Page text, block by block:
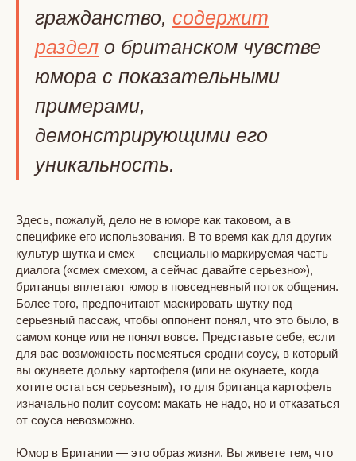
гражданство, содержит
раздел о британском чувстве
юмора с показательными
примерами,
демонстрирующими его
уникальность.
Здесь, пожалуй, дело не в юморе как таковом, а в
специфике его использования. В то время как для других
культур шутка и смех — специально маркируемая часть
диалога («смех смехом, а сейчас давайте серьезно»),
британцы вплетают юмор в повседневный поток общения.
Более того, предпочитают маскировать шутку под
серьезный пассаж, чтобы оппонент понял, что это было, в
самом конце или не понял вовсе. Представьте себе, если
для вас возможность посмеяться сродни соусу, в который
вы окунаете дольку картофеля (или не окунаете, когда
хотите остаться серьезным), то для британца картофель
изначально полит соусом: макать не надо, но и отказаться
от соуса невозможно.
Юмор в Британии — это образ жизни. Вы живете тем, что